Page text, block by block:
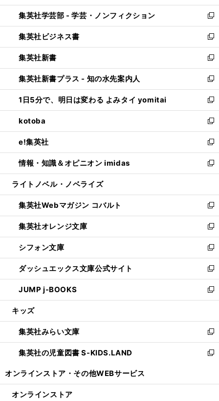
開
く
ウ
で
開
く
ン
ド
ウ
で
開
く
ウ
ィ
ン
ド
ウ
で
開
く
集英社学芸部 - 学芸・ノンフィクション
新
し
い
ウ
ィ
ン
ド
ウ
で
開
く
集英社ビジネス書
新
し
い
ウ
ィ
ン
ド
ウ
で
開
く
集英社新書
新
し
い
ウ
ィ
ン
ド
ウ
で
開
く
集英社新書プラス - 知の水先案内人
新
し
い
ウ
ィ
ン
ド
ウ
で
開
1日5分で、明日は変わる よみタイ yomitai
新
し
い
ウ
ィ
ン
ド
ウ
開
く
kotoba
新
し
い
ウ
ィ
ン
ウ
で
開
く
e!集英社
新
し
い
ウ
ン
ド
ウ
で
開
く
情報・知識＆オピニオン imidas
新
し
ウ
ィ
ン
ド
ウ
で
開
く
ライトノベル・ノベライズ
集英社Webマガジン コバルト
新
し
い
ウ
ィ
ン
ド
ウ
で
開
集英社オレンジ文庫
新
し
い
ウ
ィ
ン
ド
ウ
開
く
シフォン文庫
新
し
い
ウ
ィ
ン
ウ
で
開
く
ダッシュエックス文庫公式サイト
新
し
い
ウ
ン
ド
ウ
で
JUMP j-BOOKS
新
し
ウ
ィ
ン
ド
開
キッズ
集英社みらい文庫
新
し
い
ン
集英社の児童図書 S-KIDS.LAND
新
ウ
オンラインストア・ その他WEBサービス
オンラインストア